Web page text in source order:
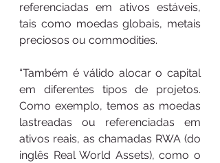
referenciadas em ativos estáveis,
tais como moedas globais, metais
preciosos ou commodities.
“Também é válido alocar o capital
em diferentes tipos de projetos.
Como exemplo, temos as moedas
lastreadas ou referenciadas em
ativos reais, as chamadas RWA (do
inglês Real World Assets), como o